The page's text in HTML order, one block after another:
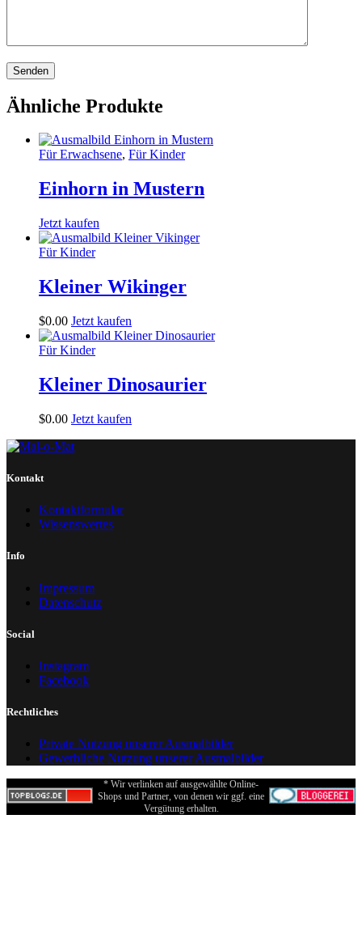
Ähnliche Produkte
Für Erwachsene, Für Kinder
Einhorn in Mustern
Jetzt kaufen
Für Kinder
Kleiner Wikinger
$0.00 Jetzt kaufen
Für Kinder
Kleiner Dinosaurier
$0.00 Jetzt kaufen
Kontakt
Kontaktformular
Wissenswertes
Info
Impressum
Datenschutz
Social
Instagram
Facebook
Rechtliches
Private Nutzung unserer Ausmalbilder
Gewerbliche Nutzung unserer Ausmalbilder
* Wir verlinken auf ausgewählte Online-
Shops und Partner, von denen wir ggf. eine
Vergütung erhalten.